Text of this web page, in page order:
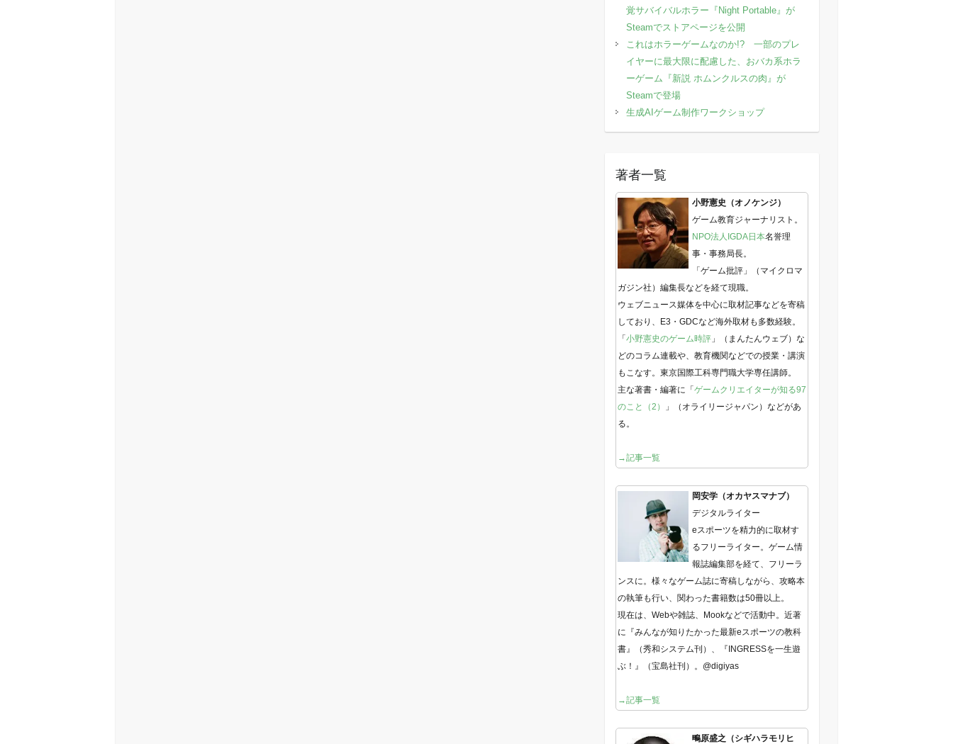
覚サバイバルホラー『Night Portable』が
Steamでストアページを公開
これはホラーゲームなのか!? 一部のプレ
イヤーに最大限に配慮した、おバカ系ホラ
ーゲーム『新説 ホムンクルスの肉』が
Steamで登場
生成AIゲーム制作ワークショップ
著者一覧
小野憲史（オノケンジ）
ゲーム教育ジャーナリスト。
NPO法人IGDA日本名誉理
事・事務局長。
「ゲーム批評」（マイクロマ
ガジン社）編集長などを経て現職。
ウェブニュース媒体を中心に取材記事などを寄稿
しており、E3・GDCなど海外取材も多数経験。
「 小野憲史のゲーム時評」（まんたんウェブ）な
どのコラム連載や、教育機関などでの授業・講演
もこなす。東京国際工科専門職大学専任講師。
主な著書・編著に「 ゲームクリエイターが知る97
のこと（2）
」（オライリージャパン）などがあ
る。
→記事一覧
岡安学（オカヤスマナブ）
デジタルライター
eスポーツを精力的に取材す
るフリーライター。ゲーム情
報誌編集部を経て、フリーラ
ンスに。様々なゲーム誌に寄稿しながら、攻略本
の執筆も行い、関わった書籍数は50冊以上。
現在は、Webや雑誌、Mookなどで活動中。近著
に『みんなが知りたかった最新eスポーツの教科
書』（秀和システム刊）、『INGRESSを一生遊
ぶ！』（宝島社刊）。@digiyas
→記事一覧
鴫原盛之（シギハラモリヒ